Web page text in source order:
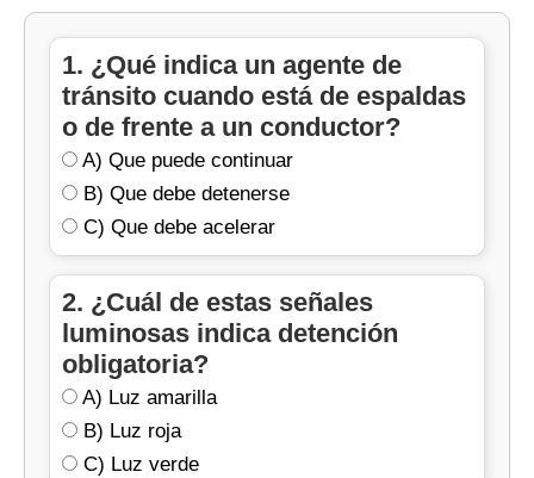
¿has visto semáforos en modo intermitente?
Describe cuándo y por qué se usa este modo.
reglamentarios?
Art. 119 sobre quién puede cerrar vías
temporalmente? ¿Puede un policía común
hacerlo?
queda en verde permanente en una avenida
congestionada. ¿Qué autoridad debe
intervenir y qué medidas tomar? (Relaciona
Art. 117 y 119)
Propuesta de mejora:Diseña un protocolo
para que los agentes manejen una
intersección cuando fallen los semáforos.
1. ¿Qué indica un agente de
tránsito cuando está de espaldas
o de frente a un conductor?
A) Que puede continuar
B) Que debe detenerse
C) Que debe acelerar
2. ¿Cuál de estas señales
luminosas indica detención
obligatoria?
A) Luz amarilla
B) Luz roja
C) Luz verde